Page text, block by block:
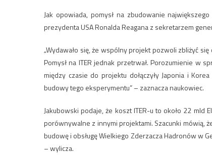
Jak opowiada, pomysł na zbudowanie
prezydenta USA Ronalda Reagana z sekretarzem
„Wydawało się, że wspólny projekt pozwoli zbliżyć
Pomysł na ITER jednak przetrwał. Porozumienie w
między czasie do projektu dołączyły Japonia i
budowy tego eksperymentu” – zaznacza naukowiec.
Jakubowski podaje, że koszt ITER-u to około 22 mld
porównywalne z innymi projektami. Szacunki mówią,
budowę i obsługę Wielkiego Zderzacza Hadronów w
– wylicza.